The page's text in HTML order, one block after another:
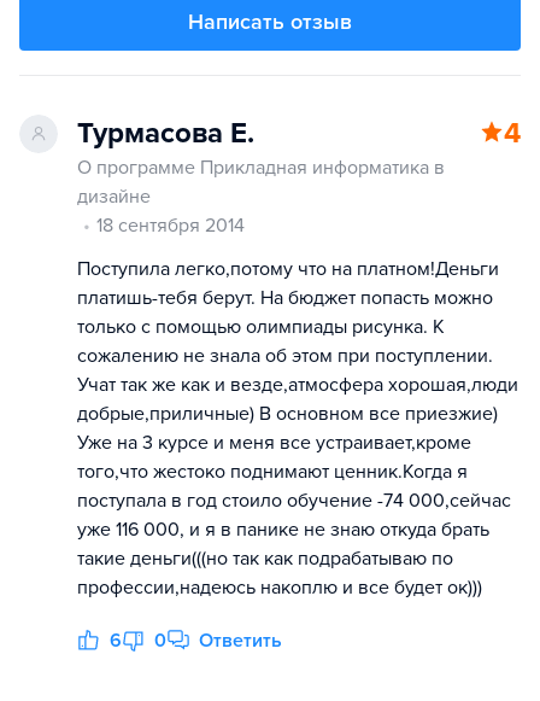
Написать отзыв
Турмасова Е. 4
О программе Прикладная информатика в
дизайне
18 сентября 2014
Поступила легко,потому что на платном!Деньги
платишь-тебя берут. На бюджет попасть можно
только с помощью олимпиады рисунка. К
сожалению не знала об этом при поступлении.
Учат так же как и везде,атмосфера хорошая,люди
добрые,приличные) В основном все приезжие)
Уже на 3 курсе и меня все устраивает,кроме
того,что жестоко поднимают ценник.Когда я
поступала в год стоило обучение -74 000,сейчас
уже 116 000, и я в панике не знаю откуда брать
такие деньги(((но так как подрабатываю по
профессии,надеюсь накоплю и все будет ок)))
6 0 Ответить